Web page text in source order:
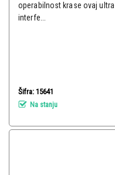
operabilnost krase ovaj
interfe...
Šifra: 15641
Na stanju